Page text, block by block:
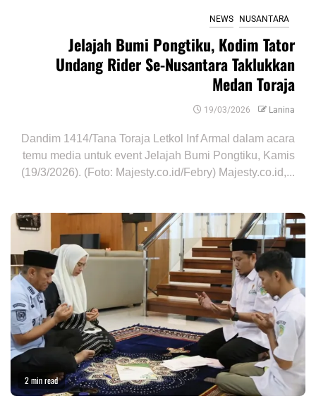
NEWS NUSANTARA
Jelajah Bumi Pongtiku, Kodim Tator
Undang Rider Se-Nusantara Taklukkan
Medan Toraja
19/03/2026 Lanina
Dandim 1414/Tana Toraja Letkol Inf Armal dalam acara
temu media untuk event Jelajah Bumi Pongtiku, Kamis
(19/3/2026). (Foto: Majesty.co.id/Febry) Majesty.co.id,...
2 min read